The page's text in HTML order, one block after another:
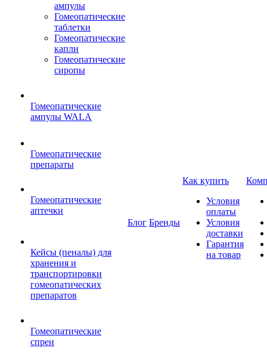
ампулы
Гомеопатические
таблетки
Гомеопатические
капли
Гомеопатические
сиропы
Гомеопатические
ампулы WALA
Гомеопатические
препараты
Гомеопатические
аптечки
Кейсы (пеналы) для
хранения и
транспортировки
гомеопатических
препаратов
Гомеопатические
спреи
Блог Бренды
Как купить
Условия
оплаты
Условия
доставки
Гарантия
на товар